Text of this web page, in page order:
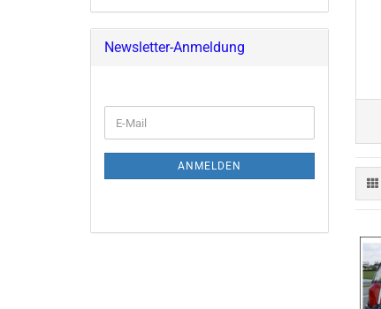
Newsletter-Anmeldung
E-
Mail
ANMELDEN